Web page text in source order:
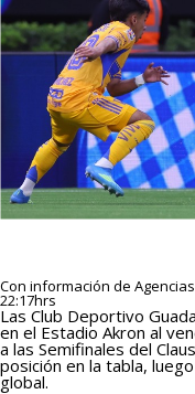
Con información de
22:17hrs
Las Club Deportivo
en el Estadio Akron al
a las Semifinales del
posición en la tabla,
global.